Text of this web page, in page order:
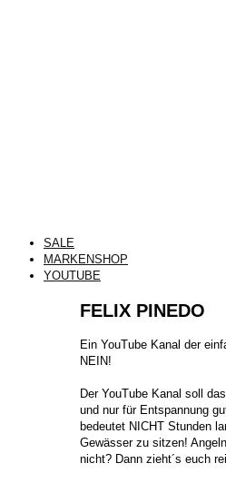
SALE
MARKENSHOP
YOUTUBE
FELIX PINEDO
​Ein YouTube Kanal der
NEIN!
Der YouTube Kanal soll
und nur für Entspannung
bedeutet NICHT Stunden
Gewässer zu sitzen!
nicht? Dann zieht´s euch